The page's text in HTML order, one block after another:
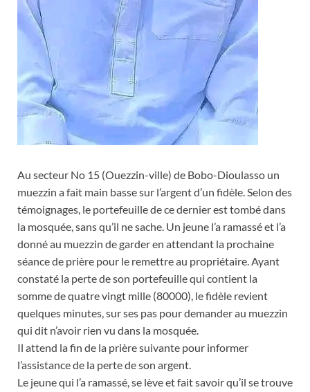
Au secteur No 15 (Ouezzin-ville) de Bobo-Dioulasso un
muezzin a fait main basse sur l’argent d’un fidèle. Selon des
témoignages, le portefeuille de ce dernier est tombé dans
la mosquée, sans qu’il ne sache. Un jeune l’a ramassé et l’a
donné au muezzin de garder en attendant la prochaine
séance de prière pour le remettre au propriétaire. Ayant
constaté la perte de son portefeuille qui contient la
somme de quatre vingt mille (80000), le fidèle revient
quelques minutes, sur ses pas pour demander au muezzin
qui dit n’avoir rien vu dans la mosquée.
Il attend la fin de la prière suivante pour informer
l’assistance de la perte de son argent.
Le jeune qui l’a ramassé, se lève et fait savoir qu’il se trouve